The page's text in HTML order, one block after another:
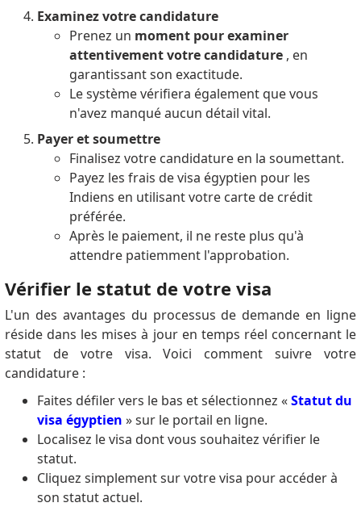
Examinez votre candidature
Prenez un moment pour examiner
attentivement votre candidature, en
garantissant son exactitude.
Le système vérifiera également que vous
n'avez manqué aucun détail vital.
Payer et soumettre
Finalisez votre candidature en la soumettant.
Payez les frais de visa égyptien pour les
Indiens en utilisant votre carte de crédit
préférée.
Après le paiement, il ne reste plus qu'à
attendre patiemment l'approbation.
Vérifier le statut de votre visa
L'un des avantages du processus de demande en ligne
réside dans les mises à jour en temps réel concernant le
statut de votre visa.Voici comment suivre votre
candidature :
Faites défiler vers le bas et sélectionnez «Statut du
visa égyptien » sur le portail en ligne.
Localisez le visa dont vous souhaitez vérifier le
statut.
Cliquez simplement sur votre visa pour accéder à
son statut actuel.